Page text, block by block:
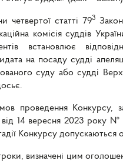
четвертої статті 793
комісія суддів
встановлює
на посаду судді
суду або судді
проведення Конкурсу,
від 14 вересня 2023 року
Конкурсу допускаються
визначені цим